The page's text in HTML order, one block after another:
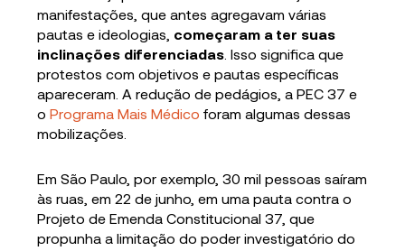
manifestações, que antes agregavam várias
pautas e ideologias, começaram a ter suas
inclinações diferenciadas . Isso significa que
protestos com objetivos e pautas específicas
apareceram. A redução de pedágios, a PEC 37 e
oPrograma Mais Médico foram algumas dessas
mobilizações.
Em São Paulo, por exemplo, 30 mil pessoas saíram
às ruas, em 22 de junho, em uma pauta contra o
Projeto de Emenda Constitucional 37, que
propunha a limitação do poder investigatório do